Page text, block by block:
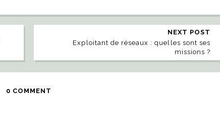
NEXT POST
Exploitant de réseaux : quelles sont ses
missions ?
0 COMMENT